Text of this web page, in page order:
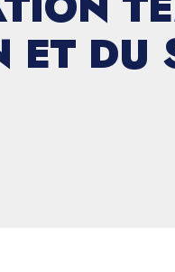
ET DU